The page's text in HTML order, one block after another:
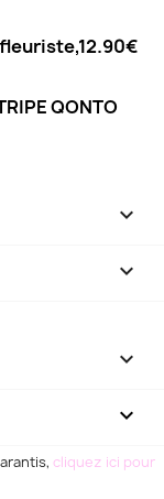
QONTO



keyboard_arrow_down
cliquez ici pour